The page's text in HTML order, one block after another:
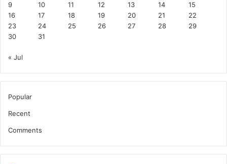
9
10 11 12 13 14
15
16
17 18 19 20 21
22
23
24 25 26 27 28
29
30
31
« Jul
Popular
Recent
Comments